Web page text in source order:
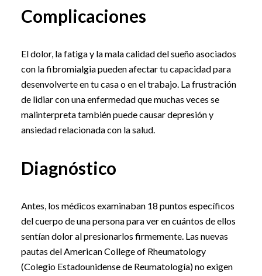
Complicaciones
El dolor, la fatiga y la mala calidad del sueño asociados
con la fibromialgia pueden afectar tu capacidad para
desenvolverte en tu casa o en el trabajo. La frustración
de lidiar con una enfermedad que muchas veces se
malinterpreta también puede causar depresión y
ansiedad relacionada con la salud.
Diagnóstico
Antes, los médicos examinaban 18 puntos específicos
del cuerpo de una persona para ver en cuántos de ellos
sentían dolor al presionarlos firmemente. Las nuevas
pautas del American College of Rheumatology
(Colegio Estadounidense de Reumatología) no exigen